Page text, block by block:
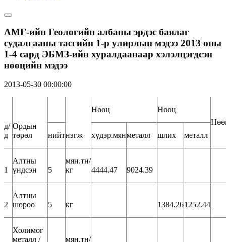
АМГ-ийн Геологийн албаны эрдэс баялаг
судалгааны тасгийн 1-р улирлын мэдээ 2013 оны
1-4 сард ЭБМЗ-ийн хуралдаанаар хэлэлцэгдсэн
нөөцийн мэдээ
2013-05-30 00:00:00
д/
д
Ордын
төрөл
нэгж
Нөөц
Нөөц
нийт
хүдэр.мянметалл шлих металл
1
Алтны
үндсэн
5
мян.тн/
кг
4444.47 9024.39
2
Алтны
шороо
5 кг 1384.261252.44
Холимог
металл /
мян.тн/